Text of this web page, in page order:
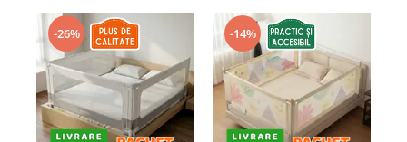
Perne si saltele bebelusi
Diversificare bebelusi
Baia bebelusului
Maternitate
Jucarii copii si jocuri educative
-26% -14%